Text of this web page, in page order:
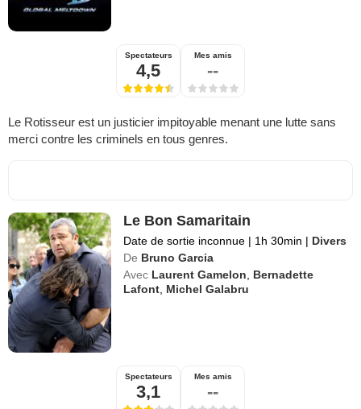
Spectateurs
4,5
Mes amis
--
Le Rotisseur est un justicier impitoyable menant une lutte sans
merci contre les criminels en tous genres.
Le Bon Samaritain
Date de sortie inconnue | 1h 30min | Divers
De Bruno Garcia
Avec Laurent Gamelon, Bernadette
Lafont, Michel Galabru
Spectateurs
3,1
Mes amis
--